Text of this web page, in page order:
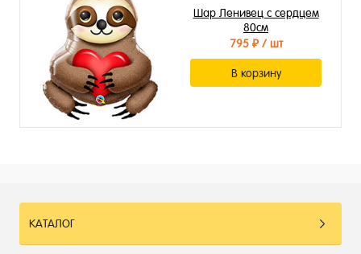
Шар Ленивец с сердцем
80см
795 ₽/ шт
В корзину
КАТАЛОГ